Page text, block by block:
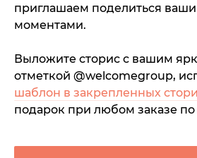
приглашаем поделиться
моментами.
Выложите сторис с вашим
отметкой @welcomegroup,
шаблон в закрепленных
подарок при любом заказе